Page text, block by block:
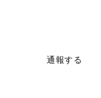
通報する